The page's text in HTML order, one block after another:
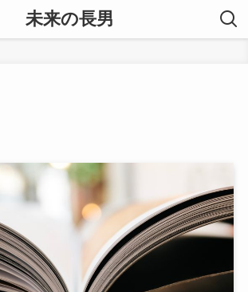
未来の長男